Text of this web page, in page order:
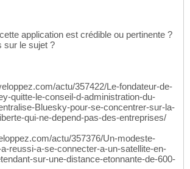
application est crédible ou pertinente ?
sur le sujet ?
actu/357422/Le-fondateur-de-
quitte-le-conseil-d-administration-du-
Bluesky-pour-se-concentrer-sur-la-
qui-ne-depend-pas-des-entreprises/
actu/357376/Un-modeste-
reussi-a-se-connecter-a-un-satellite-en-
sur-une-distance-etonnante-de-600-